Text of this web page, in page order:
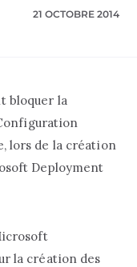
21 OCTOBRE 2014
bloquer la
lors de la création
Deployment
la création des